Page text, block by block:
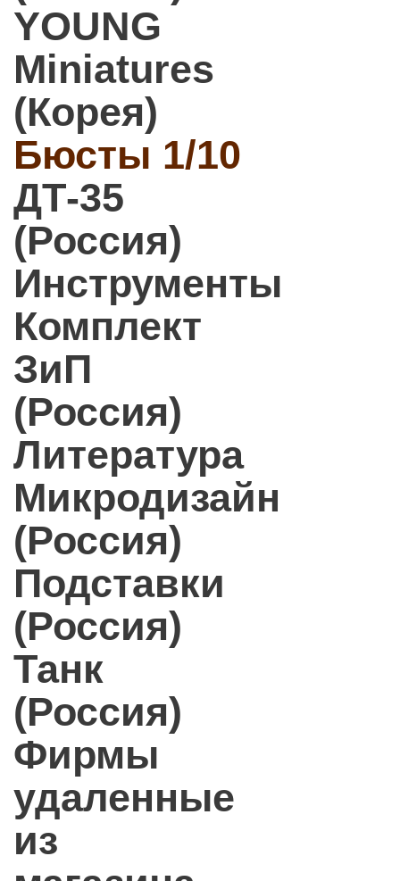
YOUNG
Miniatures
(Корея)
Бюсты 1/10
ДТ-35
(Россия)
Инструменты
Комплект
ЗиП
(Россия)
Литература
Микродизайн
(Россия)
Подставки
(Россия)
Танк
(Россия)
Фирмы
удаленные
из